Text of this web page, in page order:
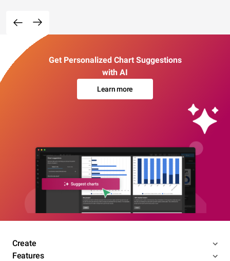
Get Personalized Chart Suggestions
with AI
Learn more
Create
Features